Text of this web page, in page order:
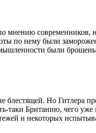
мнению современников,
по нему были
были
Но Гитлера
Британию, чего уже
и некоторых